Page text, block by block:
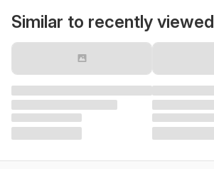
Similar to recently viewed